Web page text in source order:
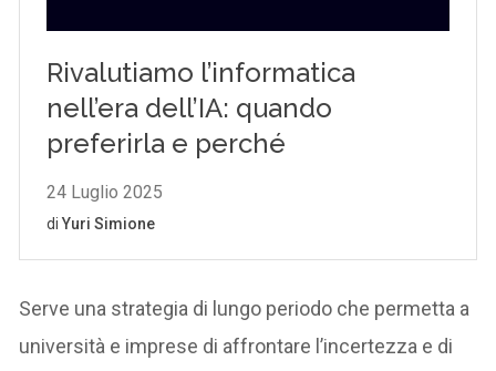
Serve una strategia di lungo periodo che permetta a
università e imprese di affrontare l’incertezza e di